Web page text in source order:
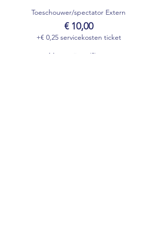
Toeschouwer/spectator Extern
€ 10,00
+€ 0,25 servicekosten ticket
Meer prijzen (2)